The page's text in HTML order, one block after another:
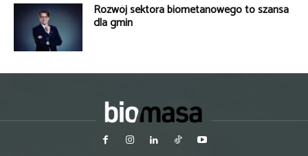
Rozwój sektora biometanowego to szansa
dla gmin